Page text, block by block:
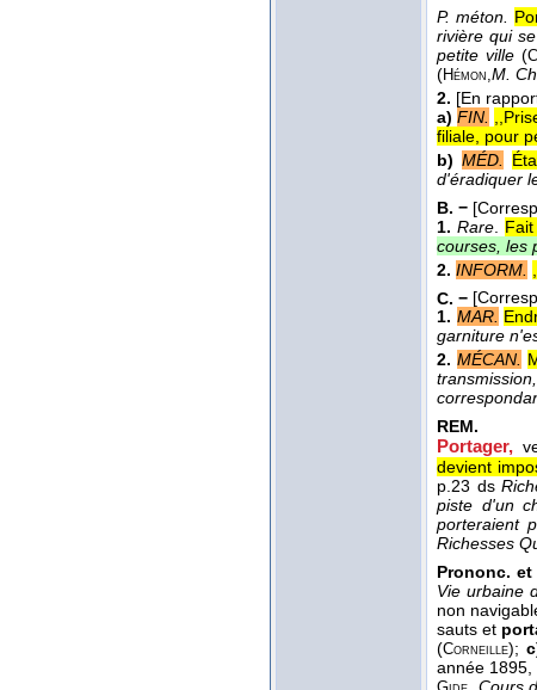
P. méton.
rivière qui
petite ville(
(Hémon,M.
2. [En
a) FIN.
filiale, pour
b) MÉD.
d'éradiquer
B. −
1. Rare
courses, les
2. INFORM.
C. −
1. MAR.
garniture
2. MÉCAN.
REM.
Portager,
devient
p.23 ds
piste d'un
porteraient
Richesses
Prononc. et
Vie urbaine
non
sauts et
(Corneille);
année 1895,